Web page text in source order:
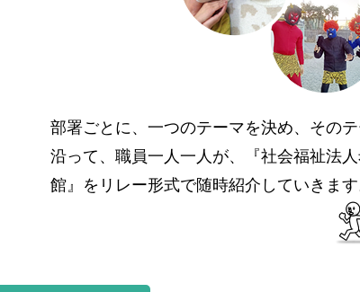
部署ごとに、一つのテーマを決め、その
沿って、職員一人一人が、『社会福祉法
館』をリレー形式で随時紹介していきます